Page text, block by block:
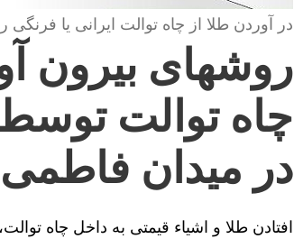
در آوردن طلا از چاه توالت ایرانی یا فرنگی
روشهای بیرون
چاه توالت توسط
در میدان فاطمی
افتادن طلا و اشیاء قیمتی به داخل چاه